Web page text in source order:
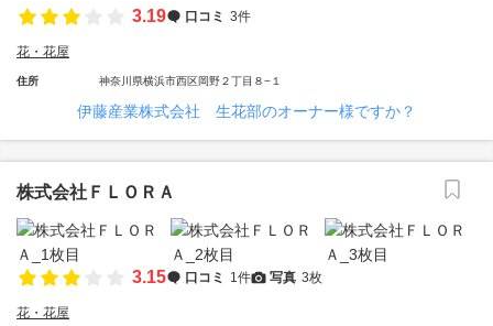
3.19
口コミ 3件
花・花屋
住所 神奈川県横浜市西区岡野２丁目８−１
伊藤産業株式会社 生花部のオーナー様ですか？
株式会社ＦＬＯＲＡ
3.15 口コミ 1件 写真 3枚
花・花屋